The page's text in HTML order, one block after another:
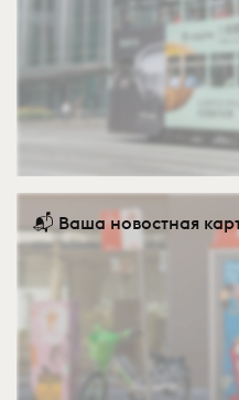
📬 Ваша новостная